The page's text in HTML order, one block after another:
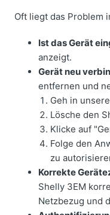
Oft liegt das Problem
Ist das Gerät
anzeigt.
Gerät neu
entfernen und
Geh in
Lösche den
Klicke auf
Folge den
zu
Korrekte
Shelly 3EM
Netzbezug und